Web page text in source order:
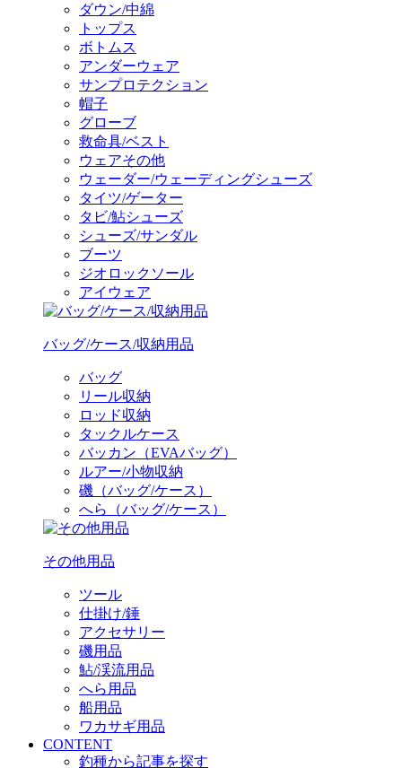
ダウン/中綿
トップス
ボトムス
アンダーウェア
サンプロテクション
帽子
グローブ
救命具/ベスト
ウェアその他
ウェーダー/ウェーディングシューズ
タイツ/ゲーター
タビ/鮎シューズ
シューズ/サンダル
ブーツ
ジオロックソール
アイウェア
バッグ/ケース/収納用品
バッグ
リール収納
ロッド収納
タックルケース
バッカン（EVAバッグ）
ルアー/小物収納
磯（バッグ/ケース）
へら（バッグ/ケース）
その他用品
ツール
仕掛け/錘
アクセサリー
磯用品
鮎/渓流用品
へら用品
船用品
ワカサギ用品
CONTENT
釣種から記事を探す